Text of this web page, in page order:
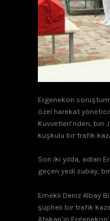
Ergenekon
özel harekat
Kuvvetleri’nden, biri
kuşkulu bir trafik
Son iki yılda, adları
geçen yedi subay,
Emekli Deniz Albay
şüpheli bir trafik
Atakan’ın